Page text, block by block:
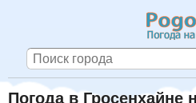
Погода в Гросенхайне